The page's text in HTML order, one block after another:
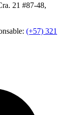
21 #87-48,
(+57) 321